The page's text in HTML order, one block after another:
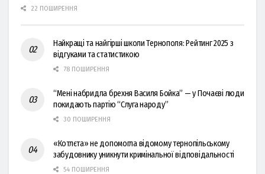
22 ПОШИРЕННЯ
Найкращі та найгірші школи Тернополя: Рейтинг 2025 з
відгуками та статистикою
78 ПОШИРЕННЯ
“Мені набридла брехня Василя Бойка” — у Почаєві люди
покидають партію “Слуга народу”
30 ПОШИРЕННЯ
«Котлєта» не допомогла відомому тернопільському
забудовнику уникнути кримінальної відповідальності
54 ПОШИРЕННЯ